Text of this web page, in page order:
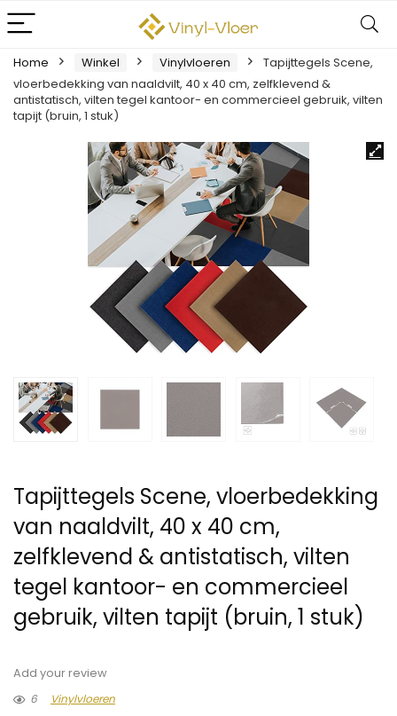
Home Winkel Vinylvloeren
Tapijttegels Scene,
vloerbedekking van naaldvilt, 40 x 40 cm, zelfklevend &
antistatisch, vilten tegel kantoor- en commercieel gebruik, vilten
tapijt (bruin, 1 stuk)
Tapijttegels Scene, vloerbedekking
van naaldvilt, 40 x 40 cm,
zelfklevend & antistatisch, vilten
tegel kantoor- en commercieel
gebruik, vilten tapijt (bruin, 1 stuk)
Add your review
6
Vinylvloeren